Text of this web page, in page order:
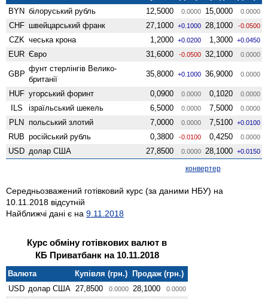
BYN білоруський рубль 12,5000 0.0000 15,0000 0.0000
CHF швейцарський франк 27,1000 +0.1000 28,1000 -0.0500
CZK чеська крона 1,2000 +0.0200 1,3000 +0.0450
EUR Євро 31,6000 -0.0500 32,1000 0.0000
GBP
фунт стерлінгів Велико­
британії
35,8000 +0.1000 36,9000 0.0000
HUF угорський форинт 0,0900 0.0000 0,1020 0.0000
ILS ізраїльський шекель 6,5000 0.0000 7,5000 0.0000
PLN польський злотий 7,0000 0.0000 7,5100 +0.0100
RUB російський рубль 0,3800 -0.0100 0,4250 0.0000
USD долар США 27,8500 0.0000 28,1000 +0.0150
конвертер
Середньозважений готівковий курс (за даними НБУ) на
10.11.2018 відсутній
Найближчі дані є на 9.11.2018
Курс обміну готівкових валют в
КБ Приватбанк на 10.11.2018
Валюта Купівля (грн.) Продаж (грн.)
USD долар США 27,8500 0.0000 28,1000 0.0000